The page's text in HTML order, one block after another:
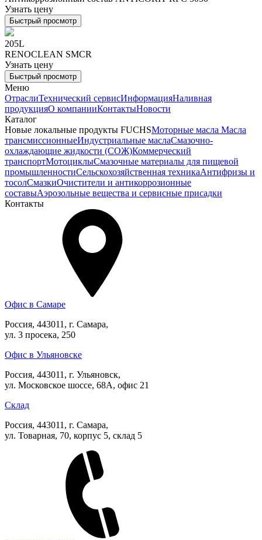
Узнать цену
Быстрый просмотр
205L
RENOCLEAN SMCR
Узнать цену
Быстрый просмотр
Меню
ОтраслиТехнический сервисИнформацияНаливная
продукцияО компанииКонтактыНовости
Каталог
Новые локальные продукты FUCHSМоторные масла Масла
трансмиссионныеИндустриальные маслаСмазочно-
охлаждающие жидкости (СОЖ)Коммерческий
транспортМотоциклыСмазочные материалы для пищевой
промышленностиСельскохозяйственная техникаАнтифризы и
тосолСмазкиОчистители и антикоррозионные
составыАэрозольные вещества и сервисные присадки
Контакты
Офис в Самаре
Россия, 443011, г. Самара,
ул. 3 просека, 250
Офис в Ульяновске
Россия, 443011, г. Ульяновск,
ул. Московское шоссе, 68А, офис 21
Склад
Россия, 443011, г. Самара,
ул. Товарная, 70, корпус 5, склад 5